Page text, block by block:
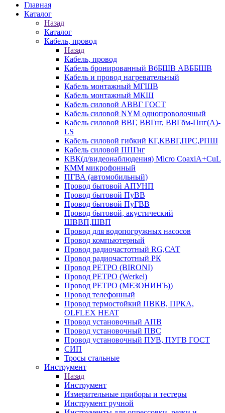
Главная
Каталог
Назад
Каталог
Кабель, провод
Назад
Кабель, провод
Кабель бронированный ВбБШВ АВББШВ
Кабель и провод нагревательный
Кабель монтажный МГШВ
Кабель монтажный МКШ
Кабель силовой АВВГ ГОСТ
Кабель силовой NYM однопроволочный
Кабель силовой ВВГ, ВВГнг, ВВГбм-Пнг(А)-
LS
Кабель силовой гибкий КГ,КВВГ,ПРС,РПШ
Кабель силовой ППГнг
КВК(д/видеонаблюдения) Micro CoaxiA+CuL
КММ микрофонный
ПГВА (автомобильный)
Провод бытовой АПУНП
Провод бытовой ПуВВ
Провод бытовой ПуГВВ
Провод бытовой, акустический
ШВВП,ШВП
Провод для водопогружных насосов
Провод компьютерный
Провод радиочастотный RG,САТ
Провод радиочастотный РК
Провод РЕТРО (BIRONI)
Провод РЕТРО (Werkel)
Провод РЕТРО (МЕЗОНИНЪ))
Провод телефонный
Провод термостойкий ПВКВ, ПРКА,
OLFLEX HEAT
Провод установочный АПВ
Провод установочный ПВС
Провод установочный ПУВ, ПУГВ ГОСТ
СИП
Тросы стальные
Инструмент
Назад
Инструмент
Измерительные приборы и тестеры
Инструмент ручной